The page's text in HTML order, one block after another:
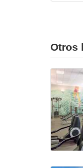
Otros